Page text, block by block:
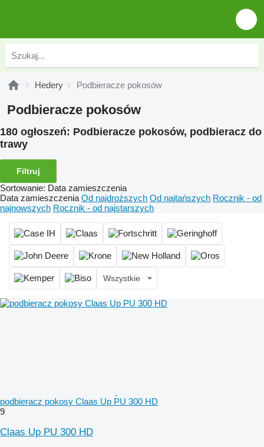
Hedery Podbieracze pokosów
Podbieracze pokosów
180 ogłoszeń: Podbieracze pokosów, podbieracz do
trawy
Filtruj
Sortowanie: Data zamieszczenia
Data zamieszczenia Od najdroższych Od najtańszych Rocznik - od
najnowszych Rocznik - od najstarszych
Wszystkie
podbieracz pokosy Claas Up PU 300 HD
9
Claas Up PU 300 HD